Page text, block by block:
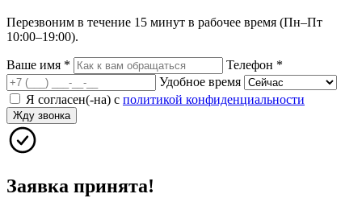
Перезвоним в течение 15 минут в рабочее время (Пн–Пт
10:00–19:00).
Ваше имя * Телефон *
Удобное время
Я согласен(-на) с политикой конфиденциальности
Жду звонка
Заявка принята!